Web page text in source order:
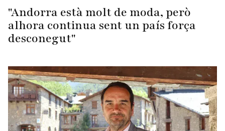
"Andorra està molt de moda, però
alhora continua sent un país força
desconegut"